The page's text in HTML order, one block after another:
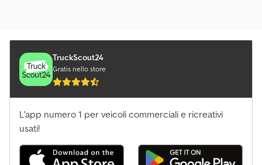
TruckScout24
Gratis nello store
L'app numero 1 per veicoli commerciali e ricreativi
usati!